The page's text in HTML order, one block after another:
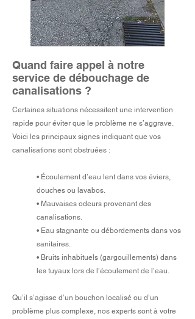
Quand faire appel à notre
service de débouchage de
canalisations ?
Certaines situations nécessitent une intervention
rapide pour éviter que le problème ne s’aggrave.
Voici les principaux signes indiquant que vos
canalisations sont obstruées :
• Écoulement d’eau lent dans vos éviers,
douches ou lavabos.
• Mauvaises odeurs provenant des
canalisations.
• Eau stagnante ou débordements dans vos
sanitaires.
• Bruits inhabituels (gargouillements) dans
les tuyaux lors de l’écoulement de l’eau.
Qu’il s’agisse d’un bouchon localisé ou d’un
problème plus complexe, nos experts sont à votre